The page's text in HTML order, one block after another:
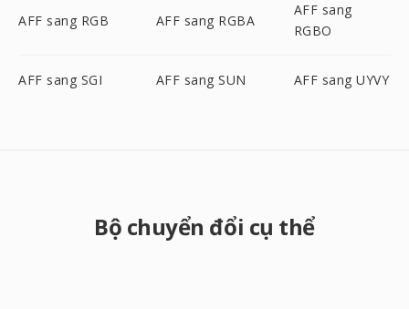
AFF sang RGB AFF sang RGBA
AFF sang
RGBO
AFF sang SGI AFF sang SUN AFF sang UYVY
Bộ chuyển đổi cụ thể